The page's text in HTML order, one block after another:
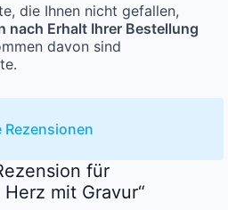
die Ihnen nicht gefallen,
nach Erhalt Ihrer Bestellung
davon sind
für
mit Gravur“